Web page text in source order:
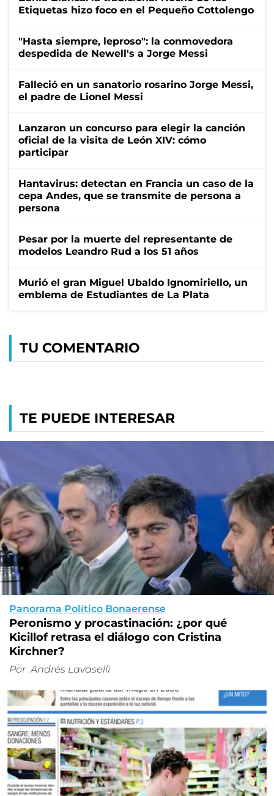
Etiquetas hizo foco en el Pequeño Cottolengo
"Hasta siempre, leproso": la conmovedora
despedida de Newell's a Jorge Messi
Falleció en un sanatorio rosarino Jorge Messi,
el padre de Lionel Messi
Lanzaron un concurso para elegir la canción
oficial de la visita de León XIV: cómo
participar
Hantavirus: detectan en Francia un caso de la
cepa Andes, que se transmite de persona a
persona
Pesar por la muerte del representante de
modelos Leandro Rud a los 51 años
Murió el gran Miguel Ubaldo Ignomiriello, un
emblema de Estudiantes de La Plata
TU COMENTARIO
TE PUEDE INTERESAR
Panorama Político Bonaerense
Peronismo y procastinación: ¿por qué
Kicillof retrasa el diálogo con Cristina
Kirchner?
Por Andrés Lavaselli